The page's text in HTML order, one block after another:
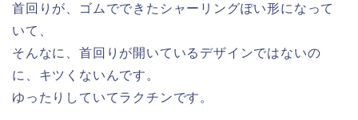
首回りが、ゴムでできたシャーリングぽい形になって
いて、
そんなに、首回りが開いているデザインではないの
に、キツくないんです。
ゆったりしていてラクチンです。